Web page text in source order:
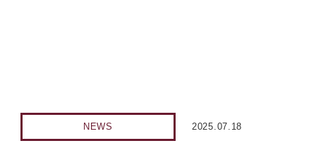
NEWS 2025.07.18